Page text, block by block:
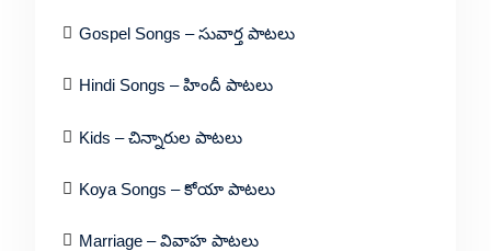
Gospel Songs – సువార్త పాటలు
Hindi Songs – హిందీ పాటలు
Kids – చిన్నారుల పాటలు
Koya Songs – కోయా పాటలు
Marriage – వివాహ పాటలు